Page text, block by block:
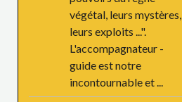
végétal, leurs mystères,
leurs exploits ...".
L'accompagnateur -
guide est notre
incontournable et ...